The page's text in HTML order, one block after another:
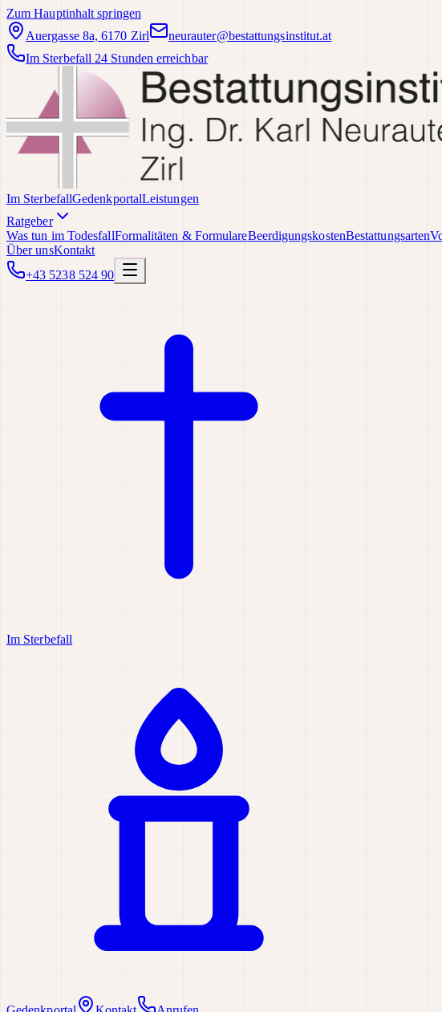
Zum Hauptinhalt springen
Auergasse 8a, 6170 Zirl
neurauter@bestattungsinstitut.at
Im Sterbefall 24 Stunden erreichbar
Im SterbefallGedenkportalLeistungen
Ratgeber
Was tun im TodesfallFormalitäten & FormulareBeerdigungskostenBestattungsarten
Über unsKontakt
+43 5238 524 90
Im Sterbefall